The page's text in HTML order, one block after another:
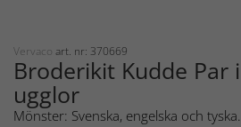
Vervaco art. nr: 370669
Broderikit Kudde Par i
ugglor
Mönster: Svenska, engelska och tyska.